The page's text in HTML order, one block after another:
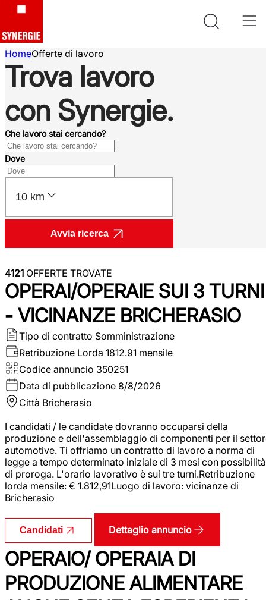
HomeOfferte di lavoro
Trova lavoro
con Synergie.
Che lavoro stai cercando?
Dove
10 km
Avvia ricerca
4121 OFFERTE TROVATE
OPERAI/OPERAIE SUI 3 TURNI
- VICINANZE BRICHERASIO
Tipo di contratto Somministrazione
Retribuzione Lorda 1812.91 mensile
Codice annuncio 350251
Data di pubblicazione 8/8/2026
Città Bricherasio
I candidati / le candidate dovranno occuparsi della
produzione e dell'assemblaggio di componenti per il
automotive. Ti offriamo un contratto di lavoro a norma di
legge a tempo determinato iniziale di 3 mesi con possibilità
di proroga. L'orario lavorativo è sui tre turni.Retribuzione
lorda mensile: € 1.812,91Luogo di lavoro: vicinanze di
Bricherasio
Candidati Dettaglio annuncio
OPERAIO/ OPERAIA DI
PRODUZIONE ALIMENTARE